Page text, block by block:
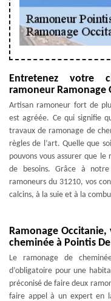
Entretenez votre
ramoneur Ramonage
Artisan ramoneur fort de
est agréée. Ce qui signifie
travaux de ramonage de
règles de l’art. Quelle que
pouvons vous assurer que
de besoins. Grâce à
ramoneurs du 31210, vos
calcins, à la suie et à la
Ramonage
cheminée à Pointis
Le ramonage de
d’obligatoire pour une
préconisé de faire deux
faire appel à un expert en